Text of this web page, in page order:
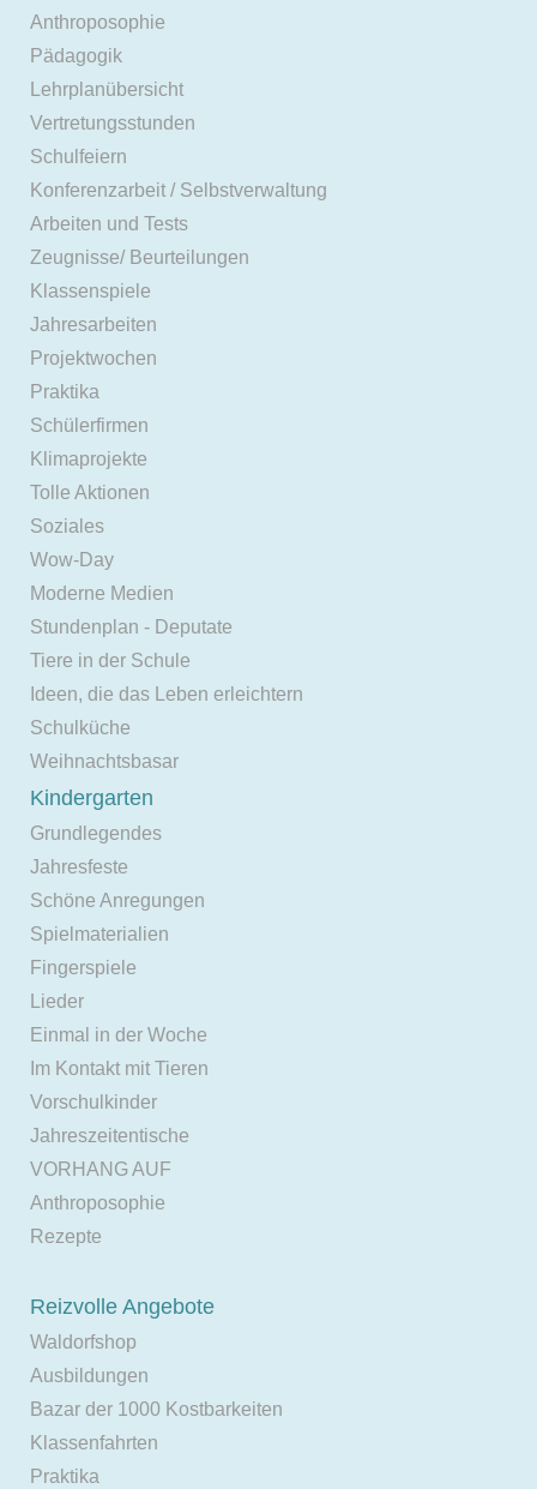
Anthroposophie
Pädagogik
Lehrplanübersicht
Vertretungsstunden
Schulfeiern
Konferenzarbeit / Selbstverwaltung
Arbeiten und Tests
Zeugnisse/ Beurteilungen
Klassenspiele
Jahresarbeiten
Projektwochen
Praktika
Schülerfirmen
Klimaprojekte
Tolle Aktionen
Soziales
Wow-Day
Moderne Medien
Stundenplan - Deputate
Tiere in der Schule
Ideen, die das Leben erleichtern
Schulküche
Weihnachtsbasar
Kindergarten
Grundlegendes
Jahresfeste
Schöne Anregungen
Spielmaterialien
Fingerspiele
Lieder
Einmal in der Woche
Im Kontakt mit Tieren
Vorschulkinder
Jahreszeitentische
VORHANG AUF
Anthroposophie
Rezepte
Reizvolle Angebote
Waldorfshop
Ausbildungen
Bazar der 1000 Kostbarkeiten
Klassenfahrten
Praktika